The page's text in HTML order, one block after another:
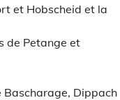
et Hobscheid et la
de Petange et
Bascharage, Dippach